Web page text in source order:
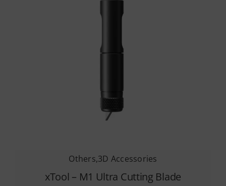
Others,3D Accessories
xTool – M1 Ultra Cutting Blade